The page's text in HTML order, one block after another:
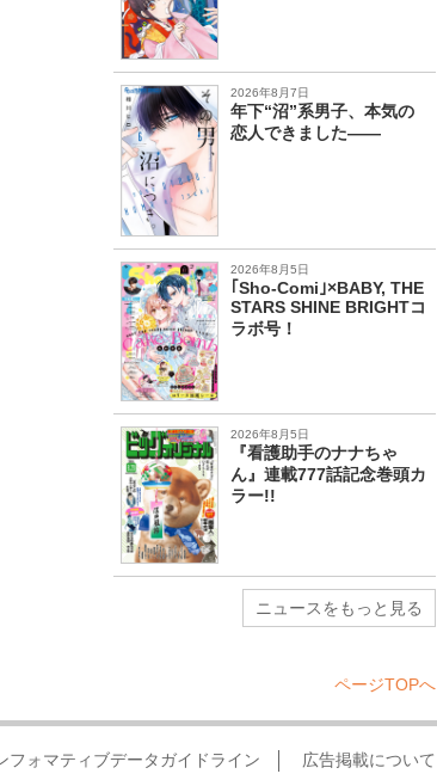
2026年8月7日
年下“沼”系男子、本気の
恋人できました――
2026年8月5日
｢Sho-Comi｣×BABY, THE
STARS SHINE BRIGHTコ
ラボ号！
2026年8月5日
『看護助手のナナちゃ
ん』連載777話記念巻頭カ
ラー!!
ニュースをもっと見る
ページTOPへ
フォマティブデータガイドライン 広告掲載について